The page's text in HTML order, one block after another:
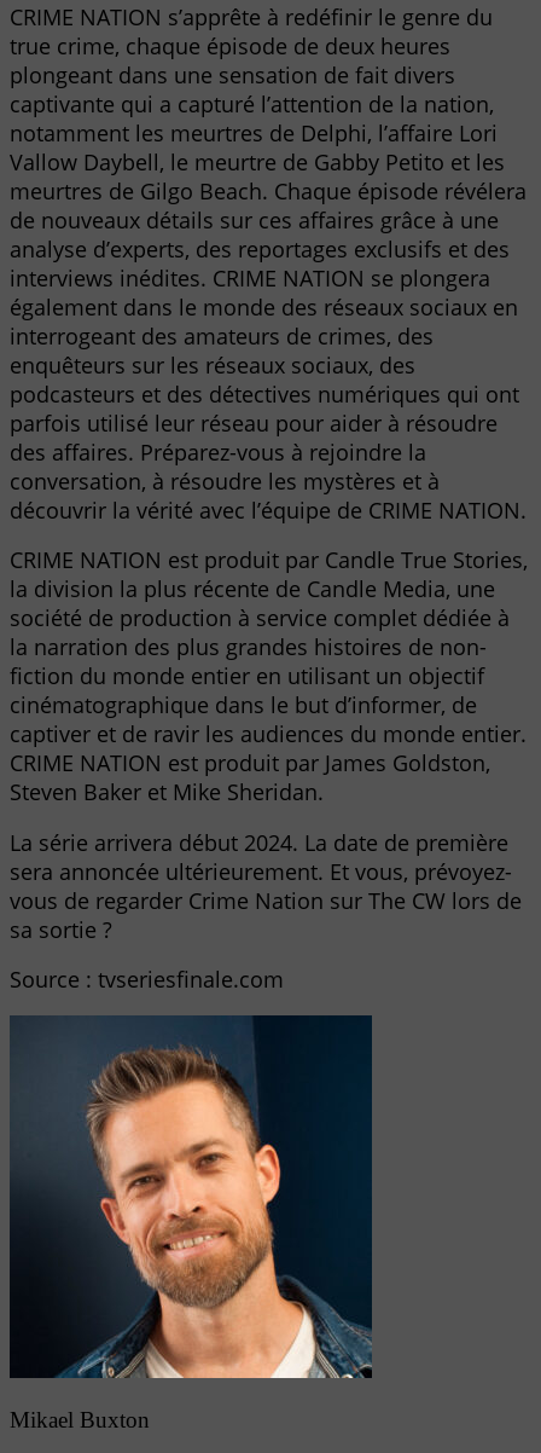
CRIME NATION s’apprête à redéfinir le genre du
true crime, chaque épisode de deux heures
plongeant dans une sensation de fait divers
captivante qui a capturé l’attention de la nation,
notamment les meurtres de Delphi, l’affaire Lori
Vallow Daybell, le meurtre de Gabby Petito et les
meurtres de Gilgo Beach. Chaque épisode révélera
de nouveaux détails sur ces affaires grâce à une
analyse d’experts, des reportages exclusifs et des
interviews inédites. CRIME NATION se plongera
également dans le monde des réseaux sociaux en
interrogeant des amateurs de crimes, des
enquêteurs sur les réseaux sociaux, des
podcasteurs et des détectives numériques qui ont
parfois utilisé leur réseau pour aider à résoudre
des affaires. Préparez-vous à rejoindre la
conversation, à résoudre les mystères et à
découvrir la vérité avec l’équipe de CRIME NATION.
CRIME NATION est produit par Candle True Stories,
la division la plus récente de Candle Media, une
société de production à service complet dédiée à
la narration des plus grandes histoires de non-
fiction du monde entier en utilisant un objectif
cinématographique dans le but d’informer, de
captiver et de ravir les audiences du monde entier.
CRIME NATION est produit par James Goldston,
Steven Baker et Mike Sheridan.
La série arrivera début 2024. La date de première
sera annoncée ultérieurement. Et vous, prévoyez-
vous de regarder Crime Nation sur The CW lors de
sa sortie ?
Source : tvseriesfinale.com
Mikael Buxton